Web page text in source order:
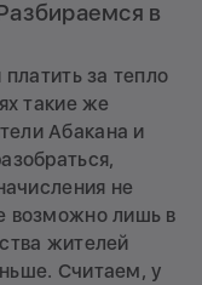
в
за тепло
такие же
Абакана и
не
возможно лишь в
жителей
Считаем, у